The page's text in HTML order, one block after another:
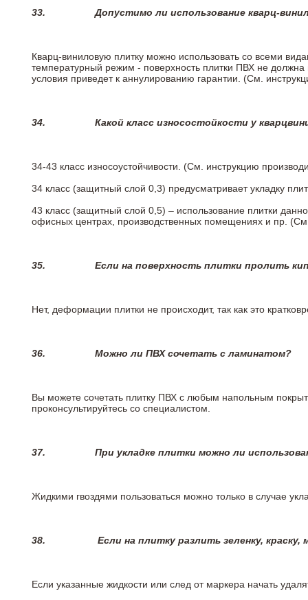
33.Допустимо ли использование кварц-
Кварц-виниловую плитку можно использовать со всеми
температурный режим - поверхность плитки ПВХ не
условия приведет к аннулированию гарантии. (См.
34. Какой класс износостойкости у
34-43 класс износоустойчивости. (См. инструкцию
34 класс (защитный слой 0,3) предусматривает укладку
43 класс (защитный слой 0,5) – использование плитки
офисных центрах, производственных помещениях и пр.
35. Если на поверхность плитки пролить
Нет, деформации плитки не происходит, так как это
36. Можно ли ПВХ сочетать с ламинатом?
Вы можете сочетать плитку ПВХ с любым напольным
проконсультируйтесь со специалистом.
37. При укладке плитки можно ли
Жидкими гвоздями пользоваться можно только в случае
38. Если на плитку разлить зеленку,
Если указанные жидкости или след от маркера начать